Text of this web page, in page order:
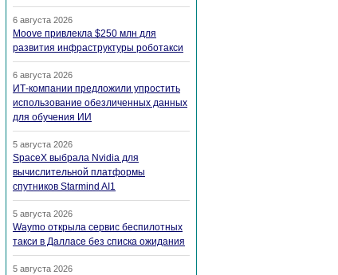
6 августа 2026
Moove привлекла $250 млн для
развития инфраструктуры роботакси
6 августа 2026
ИТ-компании предложили упростить
использование обезличенных данных
для обучения ИИ
5 августа 2026
SpaceX выбрала Nvidia для
вычислительной платформы
спутников Starmind AI1
5 августа 2026
Waymo открыла сервис беспилотных
такси в Далласе без списка ожидания
5 августа 2026